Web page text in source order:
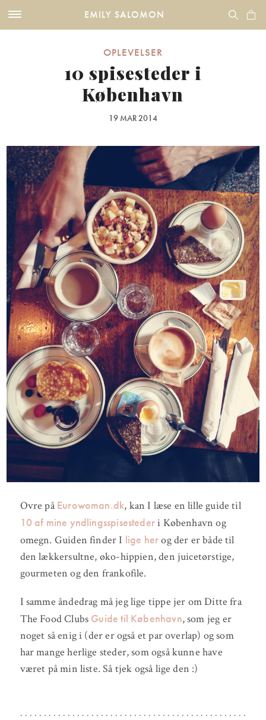
EMILY SALOMON
OPLEVELSER
10 spisesteder i
København
19 MAR 2014
Ovre påEurowoman.dk, kan I læse en lille guide til
10 af mine yndlingsspisestederi København og
omegn. Guiden finder I lige herog der er både til
den lækkersultne, øko-hippien, den juicetørstige,
gourmeten og den frankofile.
I samme åndedrag må jeg lige tippe jer om Ditte fra
The Food Clubs Guide til København, som jeg er
noget så enig i (der er også et par overlap) og som
har mange herlige steder, som også kunne have
været på min liste. Så tjek også lige den :)